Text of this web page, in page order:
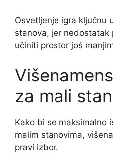
Osvetljenje igra ključnu
stanova, jer nedostatak
učiniti prostor još
za mali stan
Kako bi se maksimalno
malim stanovima,
pravi izbor.